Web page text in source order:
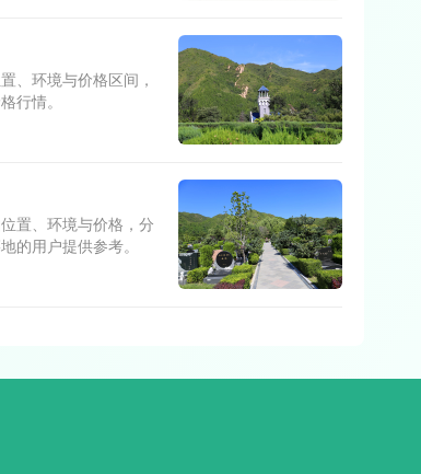
、环境与价格区间，
行情。
置、环境与价格，分
的用户提供参考。